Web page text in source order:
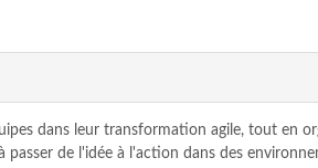
dans leur transformation agile, tout en
de l'idée à l'action dans des